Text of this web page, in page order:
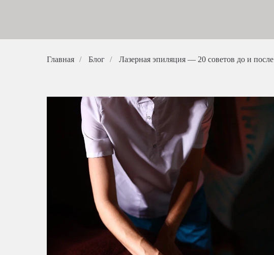
Главная / Блог / Лазерная эпиляция — 20 советов до и после